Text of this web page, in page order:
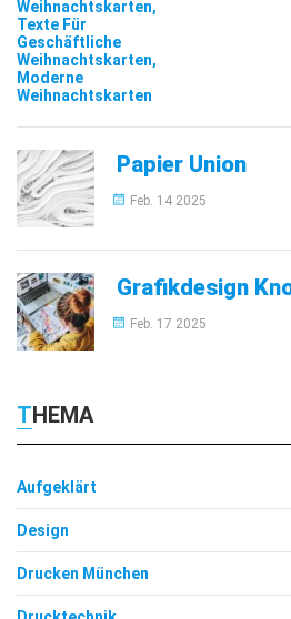
Papier Union
Feb. 14 2025
Grafikdesign
Feb. 17 2025
THEMA
Aufgeklärt
Design
Drucken München